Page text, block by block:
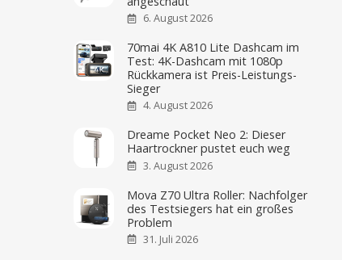
6. August 2026
70mai 4K A810 Lite Dashcam im
Test: 4K-Dashcam mit 1080p
Rückkamera ist Preis-Leistungs-
Sieger
4. August 2026
Dreame Pocket Neo 2: Dieser
Haartrockner pustet euch weg
3. August 2026
Mova Z70 Ultra Roller: Nachfolger
des Testsiegers hat ein großes
Problem
31. Juli 2026